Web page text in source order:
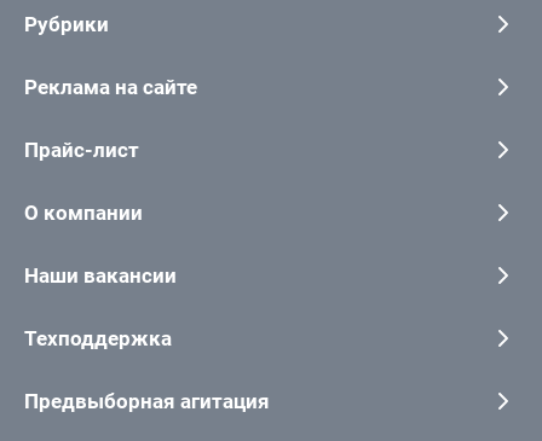
Рубрики
Реклама на сайте
Прайс-лист
О компании
Наши вакансии
Техподдержка
Предвыборная агитация